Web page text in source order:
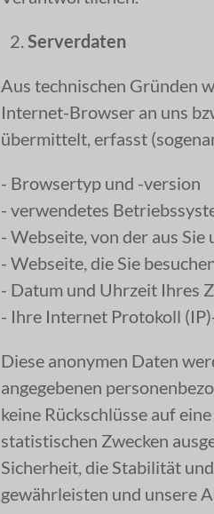
Serverdaten
Aus technischen Gründen
Internet-Browser an uns
übermittelt, erfasst
- Browsertyp und -version
- verwendetes
- Webseite, von der aus
- Webseite, die Sie
- Datum und Uhrzeit Ihres
- Ihre Internet Protokoll
Diese anonymen Daten
angegebenen
keine Rückschlüsse auf
statistischen Zwecken
Sicherheit, die Stabilität
gewährleisten und unsere